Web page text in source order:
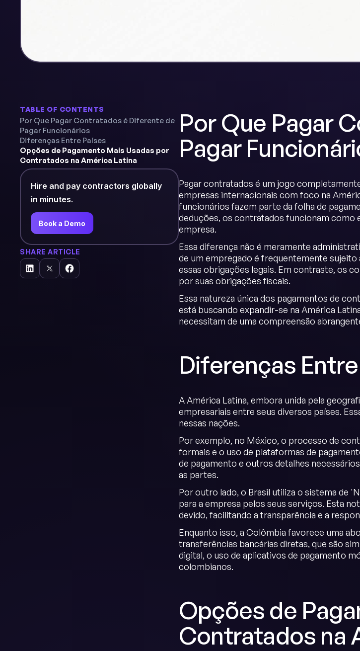
TABLE OF CONTENTS
Por Que Pagar Contratados é Diferente de
Pagar Funcionários
Diferenças Entre Países
Opções de Pagamento Mais Usadas por
Contratados na América Latina
Hire and pay contractors globally
in minutes.
Book a Demo
SHARE ARTICLE
Por Que Pagar
Pagar
Pagar contratados é um jogo
empresas internacionais com foco na
funcionários fazem parte da folha de
deduções, os contratados funcionam como
empresa.
Essa diferença não é meramente
de um empregado é frequentemente
essas obrigações legais. Em contraste, os
por suas obrigações fiscais.
Essa natureza única dos pagamentos de
está buscando expandir-se na América
necessitam de uma compreensão
Diferenças
A América Latina, embora unida pela
empresariais entre seus diversos países.
nessas nações.
Por exemplo, no México, o processo de
formais e o uso de plataformas de
de pagamento e outros detalhes
as partes.
Por outro lado, o Brasil utiliza o sistema de
para a empresa pelos seus serviços. Esta
devido, facilitando a transparência e a
Enquanto isso, a Colômbia favorece uma
transferências bancárias diretas, que são
digital, o uso de aplicativos de pagamento
colombianos.
Opções de
Contratados na